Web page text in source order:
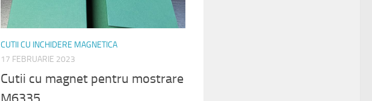
CUTII CU INCHIDERE MAGNETICA
17 FEBRUARIE 2023
Cutii cu magnet pentru mostrare